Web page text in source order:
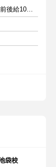
1コマ1972円（1授業90分1800円＋前後給10分172円）
袋校